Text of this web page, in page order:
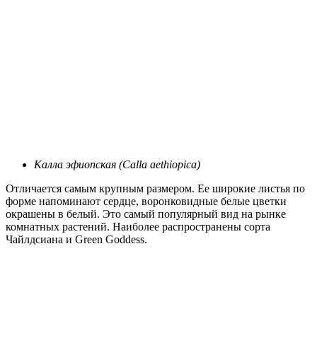
Калла эфиопская (Calla aethiopica)
Отличается самым крупным размером. Ее широкие листья по
форме напоминают сердце, воронковидные белые цветки
окрашены в белый. Это самый популярный вид на рынке
комнатных растений. Наиболее распространены сорта
Чайлдсиана и Green Goddess.